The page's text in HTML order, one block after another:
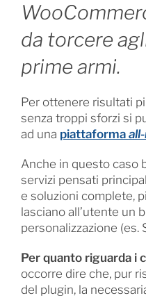
da torcere
prime armi.
Per ottenere risultati
senza troppi sforzi si
ad una piattaforma
Anche in questo caso
servizi pensati
e soluzioni complete,
lasciano all’utente un
personalizzazione (es.
Per quanto riguarda i
occorre dire che, pur
del plugin, la